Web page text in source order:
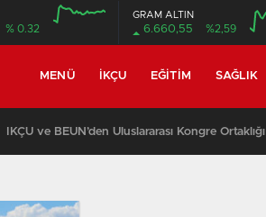
% 0.32
GRAM ALTIN
6.660,55 %2,59
MENÜ İKÇU EĞITIM SAĞLIK
İKÇÜ ve BEUN’den Uluslararası Kongre Ortaklığı